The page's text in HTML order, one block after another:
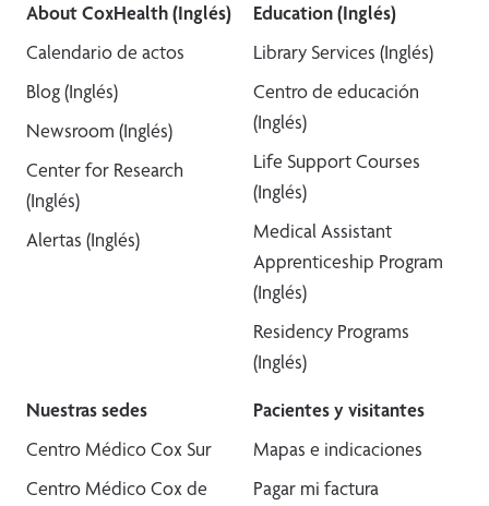
About CoxHealth (Inglés)
Calendario de actos
Blog (Inglés)
Newsroom (Inglés)
Center for Research
(Inglés)
Alertas (Inglés)
Education (Inglés)
Library Services (Inglés)
Centro de educación
(Inglés)
Life Support Courses
(Inglés)
Medical Assistant
Apprenticeship Program
(Inglés)
Residency Programs
(Inglés)
Nuestras sedes
Centro Médico Cox Sur
Centro Médico Cox de
Pacientes y visitantes
Mapas e indicaciones
Pagar mi factura